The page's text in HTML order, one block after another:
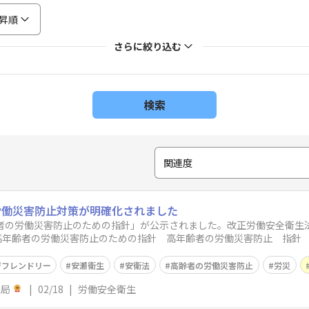
順
さらに絞り込む
検索
関連度
災害防止対策が明確化されました
労働災害防止のための指針」が公示されました。改正労働安全衛
年齢者の労働災害防止のための指針 高年齢者の労働災害防止 指
レンドリー 安瀬衛生 安衛法 高齢者の労働災害防止 労災
| 02/18 | 労働安全衛生